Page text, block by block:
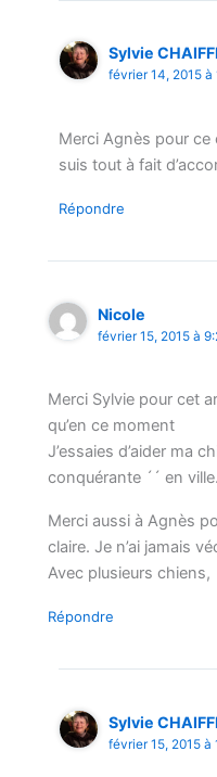
Sylvie
février 14, 2015 à
Merci Agnès pour ce
suis tout à fait
Répondre
Nicole
février 15, 2015 à
Merci Sylvie pour cet
qu’en ce moment
J’essaies d’aider ma
conquérante ´´ en ville.
Merci aussi à Agnès
claire. Je n’ai jamais
Avec plusieurs chiens,
Répondre
Sylvie
février 15, 2015 à